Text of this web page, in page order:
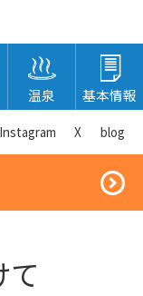
温泉 基本情報
Instagram X blog
て